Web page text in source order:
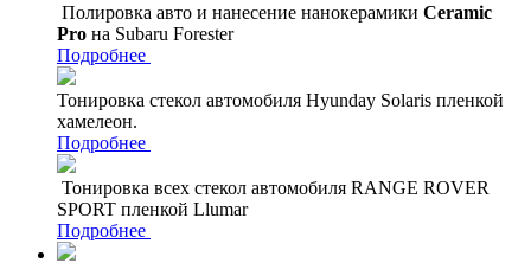
Полировка авто и нанесение нанокерамики Ceramic
Pro на Subaru Forester
Подробнее
Тонировка стекол автомобиля Hyunday Solaris пленкой
хамелеон.
Подробнее
Тонировка всех стекол автомобиля RANGE ROVER
SPORT пленкой Llumar
Подробнее